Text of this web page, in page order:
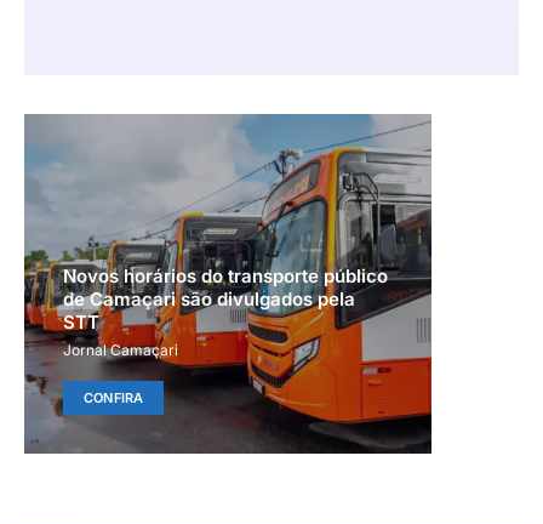
Novos horários do transporte público
de Camaçari são divulgados pela
STT
Jornal Camaçari
CONFIRA